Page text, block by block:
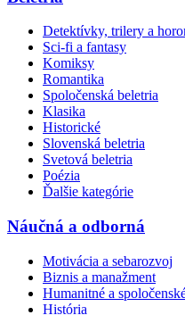
Detektívky, trilery a
Sci-fi a fantasy
Komiksy
Romantika
Spoločenská beletria
Klasika
Historické
Slovenská beletria
Svetová beletria
Poézia
Ďalšie kategórie
Náučná a odborná
Motivácia a sebarozvoj
Biznis a manažment
Humanitné a
História